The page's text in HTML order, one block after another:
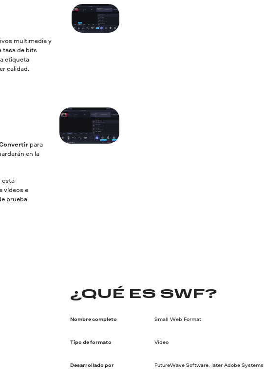
multimedia y
tasa de bits
etiqueta
calidad.
para
en la
esta
vídeos e
prueba
¿QUÉ ES SWF?
Nombre completo Small Web Format
Tipo de formato Vídeo
Desarrollado por FutureWave Software, later Adobe Systems